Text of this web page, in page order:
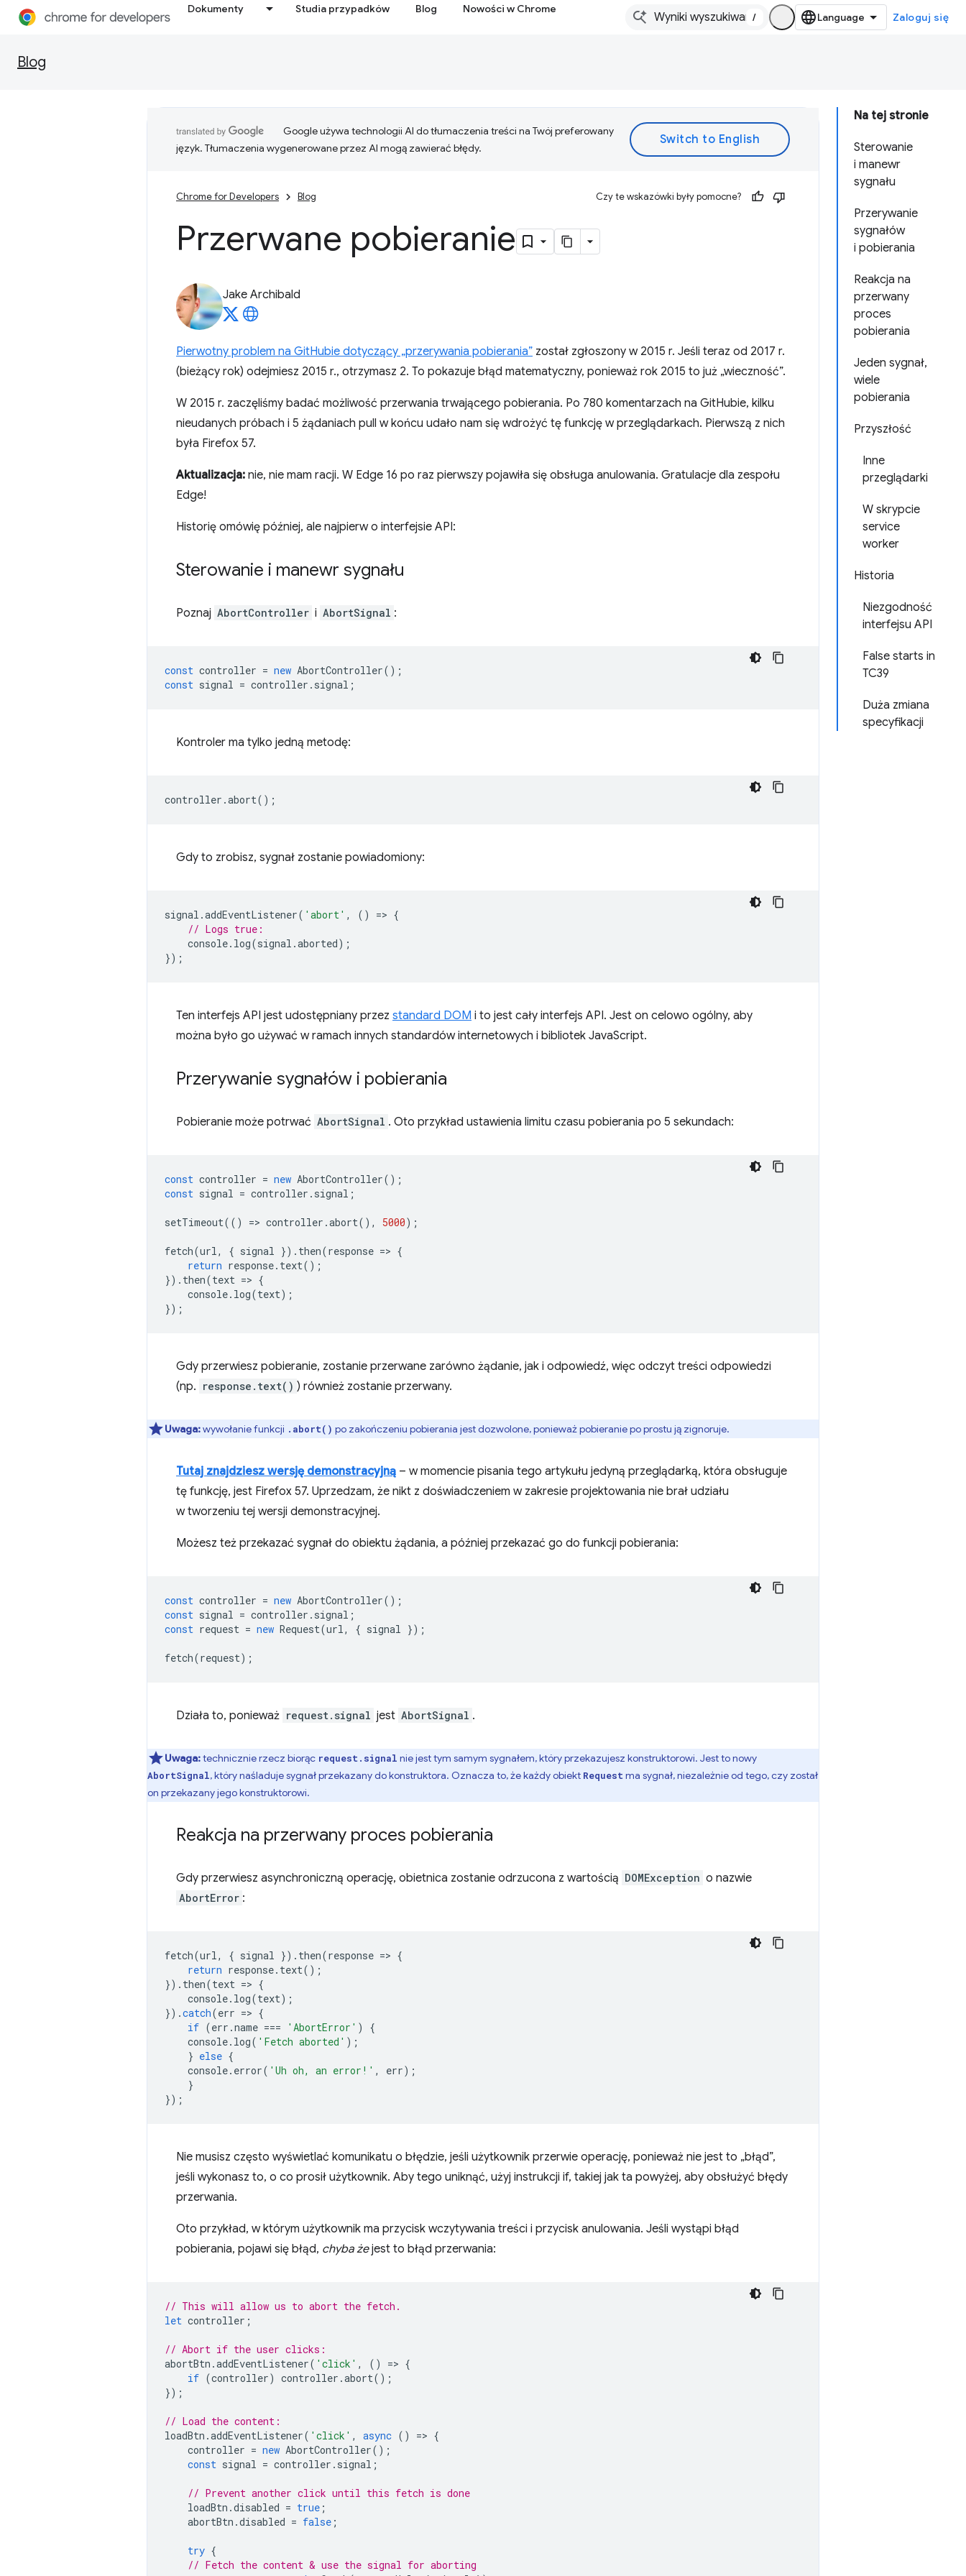
Dokumenty Studia przypadków Blog Nowości w Chrome
/ Zaloguj się
Blog
Na tej stronie
Sterowanie
i manewr
sygnału
Przerywanie
sygnałów
i pobierania
Reakcja na
przerwany
proces
pobierania
Jeden sygnał,
wiele
pobierania
Przyszłość
Inne
przeglądarki
W skrypcie
service
worker
Historia
Niezgodność
interfejsu API
False starts in
TC39
Duża zmiana
specyfikacji
Google używa technologii AI do tłumaczenia treści na Twój preferowany
język. Tłumaczenia wygenerowane przez AI mogą zawierać błędy.
Chrome for Developers Blog Czy te wskazówki były pomocne?
Przerwane pobieranie
Jake Archibald
Pierwotny problem na GitHubie dotyczący „przerywania pobierania” został zgłoszony w 2015 r. Jeśli teraz od 2017 r.
(bieżący rok) odejmiesz 2015 r., otrzymasz 2. To pokazuje błąd matematyczny, ponieważ rok 2015 to już „wieczność”.
W 2015 r. zaczęliśmy badać możliwość przerwania trwającego pobierania. Po 780 komentarzach na GitHubie, kilku
nieudanych próbach i 5 żądaniach pull w końcu udało nam się wdrożyć tę funkcję w przeglądarkach. Pierwszą z nich
była Firefox 57.
Aktualizacja: nie, nie mam racji. W Edge 16 po raz pierwszy pojawiła się obsługa anulowania. Gratulacje dla zespołu
Edge!
Historię omówię później, ale najpierw o interfejsie API:
Sterowanie i manewr sygnału
Poznaj AbortController i AbortSignal :
const controller = new AbortController();
const signal = controller . signal ;
Kontroler ma tylko jedną metodę:
controller .abort();
Gdy to zrobisz, sygnał zostanie powiadomiony:
signal .addEventListener( 'abort' , () => {
// Logs true:
console. log(signal .aborted);
});
Ten interfejs API jest udostępniany przez standard DOM i to jest cały interfejs API. Jest on celowo ogólny, aby
można było go używać w ramach innych standardów internetowych i bibliotek JavaScript.
Przerywanie sygnałów i pobierania
Pobieranie może potrwać AbortSignal . Oto przykład ustawienia limitu czasu pobierania po 5 sekundach:
const controller = new AbortController();
const signal = controller . signal ;
setTimeout(() => controller .abort(), 5000);
fetch(url, { signal }). then(response => {
return response. text();
}). then(text => {
console. log(text);
});
Gdy przerwiesz pobieranie, zostanie przerwane zarówno żądanie, jak i odpowiedź, więc odczyt treści odpowiedzi
(np. response.text() ) również zostanie przerwany.
Uwaga:wywołanie funkcji .abort() po zakończeniu pobierania jest dozwolone, ponieważ pobieranie po prostu ją zignoruje.
Tutaj znajdziesz wersję demonstracyjną – w momencie pisania tego artykułu jedyną przeglądarką, która obsługuje
tę funkcję, jest Firefox 57. Uprzedzam, że nikt z doświadczeniem w zakresie projektowania nie brał udziału
w tworzeniu tej wersji demonstracyjnej.
Możesz też przekazać sygnał do obiektu żądania, a później przekazać go do funkcji pobierania:
const controller = new AbortController();
const signal = controller . signal ;
const request = new Request(url, { signal });
fetch(request);
Działa to, ponieważ request.signal jest AbortSignal .
Uwaga:technicznie rzecz biorąc request.signal nie jest tym samym sygnałem, który przekazujesz konstruktorowi. Jest to nowy
AbortSignal, który naśladuje sygnał przekazany do konstruktora. Oznacza to, że każdy obiekt Request ma sygnał, niezależnie od tego, czy został
on przekazany jego konstruktorowi.
Reakcja na przerwany proces pobierania
Gdy przerwiesz asynchroniczną operację, obietnica zostanie odrzucona z wartością DOMException o nazwie
AbortError :
fetch(url, { signal }). then(response => {
return response. text();
}). then(text => {
console. log(text);
}).catch(err => {
if (err .name === 'AbortError' )
{
console. log( 'Fetch aborted' );
} else {
console. error( 'Uh oh, an error!' , err);
}
});
Nie musisz często wyświetlać komunikatu o błędzie, jeśli użytkownik przerwie operację, ponieważ nie jest to „błąd”,
jeśli wykonasz to, o co prosił użytkownik. Aby tego uniknąć, użyj instrukcji if, takiej jak ta powyżej, aby obsłużyć błędy
przerwania.
Oto przykład, w którym użytkownik ma przycisk wczytywania treści i przycisk anulowania. Jeśli wystąpi błąd
pobierania, pojawi się błąd, chyba żejest to błąd przerwania:
// This will allow us to abort the fetch.
let controller ;
// Abort if the user clicks:
abortBtn .addEventListener( 'click' , () => {
if (controller) controller .abort();
});
// Load the content:
loadBtn .addEventListener( 'click' , async () => {
controller = new AbortController();
const signal = controller . signal ;
// Prevent another click until this fetch is done
loadBtn .disabled = true ;
abortBtn .disabled = false ;
try {
// Fetch the content & use the signal for aborting